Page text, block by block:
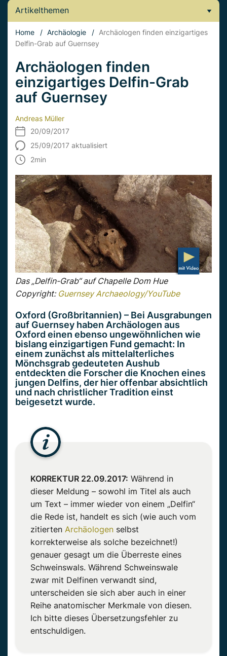
Artikelthemen
Home / Archäologie / Archäologen finden einzigartiges
Delfin-Grab auf Guernsey
Archäologen finden
einzigartiges Delfin-Grab
auf Guernsey
Andreas Müller
20/09/2017
25/09/2017 aktualisiert
2min
Das „Delfin-Grab“ auf Chapelle Dom Hue
Copyright: Guernsey Archaeology/YouTube
Oxford (Großbritannien) – Bei Ausgrabungen
auf Guernsey haben Archäologen aus
Oxford einen ebenso ungewöhnlichen wie
bislang einzigartigen Fund gemacht: In
einem zunächst als mittelalterliches
Mönchsgrab gedeuteten Aushub
entdeckten die Forscher die Knochen eines
jungen Delfins, der hier offenbar absichtlich
und nach christlicher Tradition einst
beigesetzt wurde.
KORREKTUR 22.09.2017: Während in
dieser Meldung – sowohl im Titel als auch
um Text – immer wieder von einem „Delfin“
die Rede ist, handelt es sich (wie auch vom
zitierten Archäologen selbst
korrekterweise als solche bezeichnet!)
genauer gesagt um die Überreste eines
Schweinswals. Während Schweinswale
zwar mit Delfinen verwandt sind,
unterscheiden sie sich aber auch in einer
Reihe anatomischer Merkmale von diesen.
Ich bitte dieses Übersetzungsfehler zu
entschuldigen.